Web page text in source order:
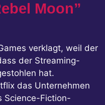
Moon”
verklagt, weil der
der Streaming-
hat.
das Unternehmen
Science-Fiction-